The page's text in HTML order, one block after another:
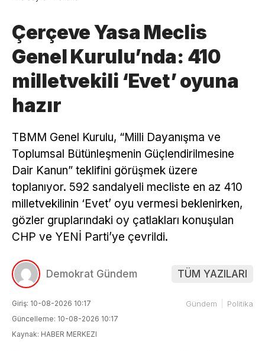
Çerçeve Yasa Meclis
Genel Kurulu’nda: 410
milletvekili ‘Evet’ oyuna
hazır
TBMM Genel Kurulu, “Milli Dayanışma ve
Toplumsal Bütünleşmenin Güçlendirilmesine
Dair Kanun” teklifini görüşmek üzere
toplanıyor. 592 sandalyeli mecliste en az 410
milletvekilinin ‘Evet’ oyu vermesi beklenirken,
gözler gruplarındaki oy çatlakları konuşulan
CHP ve YENİ Parti’ye çevrildi.
Demokrat Gündem TÜM YAZILARI
Giriş: 10-08-2026 10:17
Güncelleme: 10-08-2026 10:17
Kaynak: HABER MERKEZI
Gündem Politika